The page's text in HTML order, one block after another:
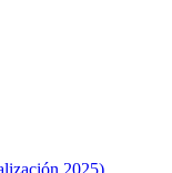
2025)